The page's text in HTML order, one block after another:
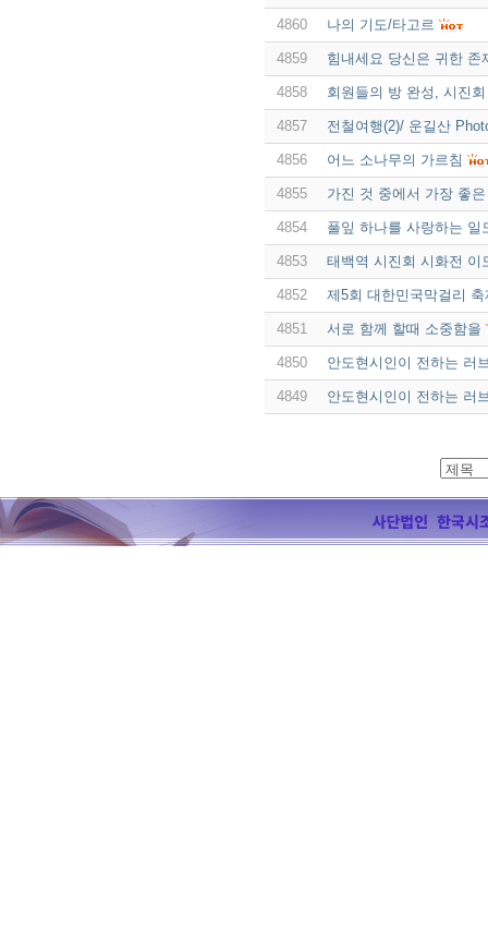
4860 나의 기도/타고르
4859 힘내세요 당신은 귀한 존
4858 회원들의 방 완성, 시진
4857 전철여행(2)/ 운길산
4856 어느 소나무의 가르침
4855 가진 것 중에서 가장 좋
4854 풀잎 하나를 사랑하는 일
4853 태백역 시진회 시화전 이
4852 제5회 대한민국막걸리
4851 서로 함께 할때 소중함을
4850 안도현시인이 전하는 러
4849 안도현시인이 전하는 러